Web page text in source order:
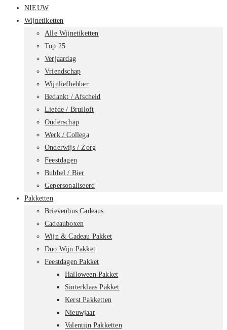
NIEUW
Wijnetiketten
Alle Wijnetiketten
Top 25
Verjaardag
Vriendschap
Wijnliefhebber
Bedankt / Afscheid
Liefde / Bruiloft
Ouderschap
Werk / Collega
Onderwijs / Zorg
Feestdagen
Bubbel / Bier
Gepersonaliseerd
Pakketten
Brievenbus Cadeaus
Cadeauboxen
Wijn & Cadeau Pakket
Duo Wijn Pakket
Feestdagen Pakket
Halloween Pakket
Sinterklaas Pakket
Kerst Pakketten
Nieuwjaar
Valentijn Pakketten